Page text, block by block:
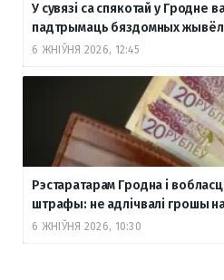
У сувязі са спякотай у Гродне
падтрымаць бяздомных жывёл
6 ЖНІЎНЯ 2026, 12:45
Рэстаратарам Гродна і
штрафы: не адлічвалі грошы
6 ЖНІЎНЯ 2026, 10:30